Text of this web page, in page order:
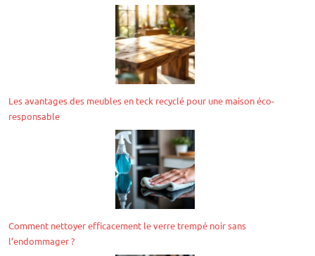
Les avantages des meubles en teck recyclé pour une maison éco-
responsable
Comment nettoyer efficacement le verre trempé noir sans
l’endommager ?